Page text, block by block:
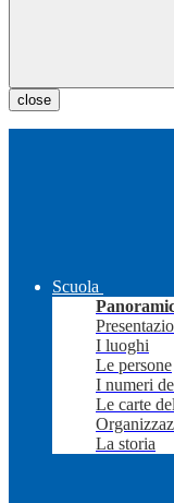
close
Scuola
I luoghi
Le persone
I numeri
Le carte
La storia